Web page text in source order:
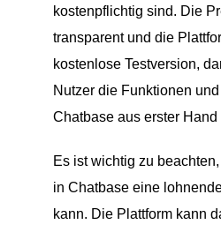
kostenpflichtig sind. Die
transparent und die
kostenlose Testversion,
Nutzer die Funktionen
Chatbase aus erster
Es ist wichtig zu
in Chatbase eine
kann. Die Plattform kann